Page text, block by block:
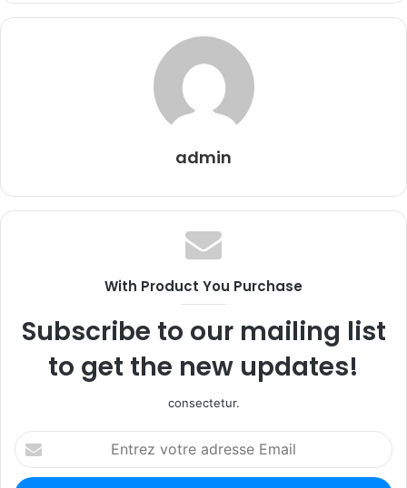
admin
With Product You Purchase
Subscribe to our mailing list
to get the new updates!
consectetur.
Entrez
votre
adresse